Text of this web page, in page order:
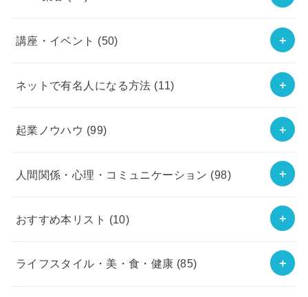
講座・イベント (50)
ネットで有名人になる方法 (11)
起業ノウハウ (99)
人間関係・心理・コミュニケーション (98)
おすすめ本リスト (10)
ライフスタイル・美・食・健康 (85)